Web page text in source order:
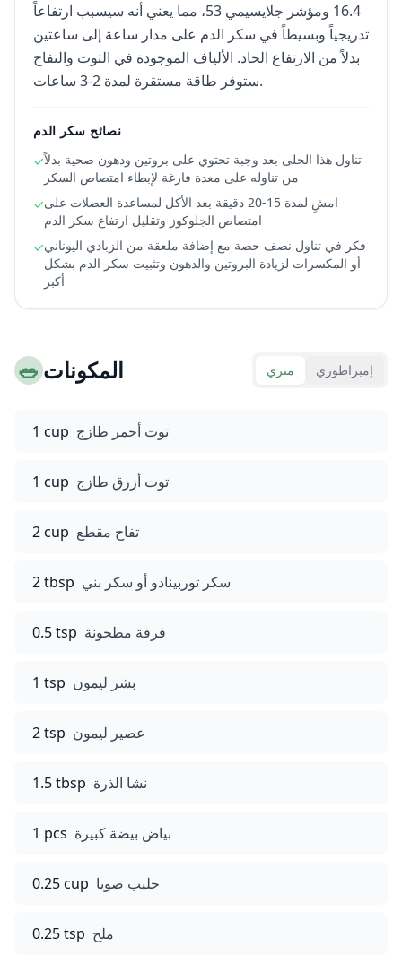
16.4 ومؤشر جلايسيمي 53، مما يعني أنه سيسبب ارتفاعاً
تدريجياً وبسيطاً في سكر الدم على مدار ساعة إلى ساعتين
بدلاً من الارتفاع الحاد. الألياف الموجودة في التوت والتفاح
ستوفر طاقة مستقرة لمدة 2-3 ساعات.
نصائح سكر الدم
✓تناول هذا الحلى بعد وجبة تحتوي على بروتين ودهون صحية بدلاً
من تناوله على معدة فارغة لإبطاء امتصاص السكر
✓امشِ لمدة 15-20 دقيقة بعد الأكل لمساعدة العضلات على
امتصاص الجلوكوز وتقليل ارتفاع سكر الدم
✓فكر في تناول نصف حصة مع إضافة ملعقة من الزبادي اليوناني
أو المكسرات لزيادة البروتين والدهون وتثبيت سكر الدم بشكل
أكبر
🥗المكونات متري إمبراطوري
1 cup توت أحمر طازج
1 cup توت أزرق طازج
2 cup تفاح مقطع
2 tbsp سكر توربينادو أو سكر بني
0.5 tsp قرفة مطحونة
1 tsp بشر ليمون
2 tsp عصير ليمون
1.5 tbsp نشا الذرة
1 pcs بياض بيضة كبيرة
0.25 cup حليب صويا
0.25 tsp ملح